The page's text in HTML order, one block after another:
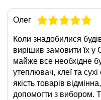
Олег
Коли знадобилися
вирішив замовити їх
майже все необхідне
утеплювач, клеї та
якість товарів
допомогти з вибором.